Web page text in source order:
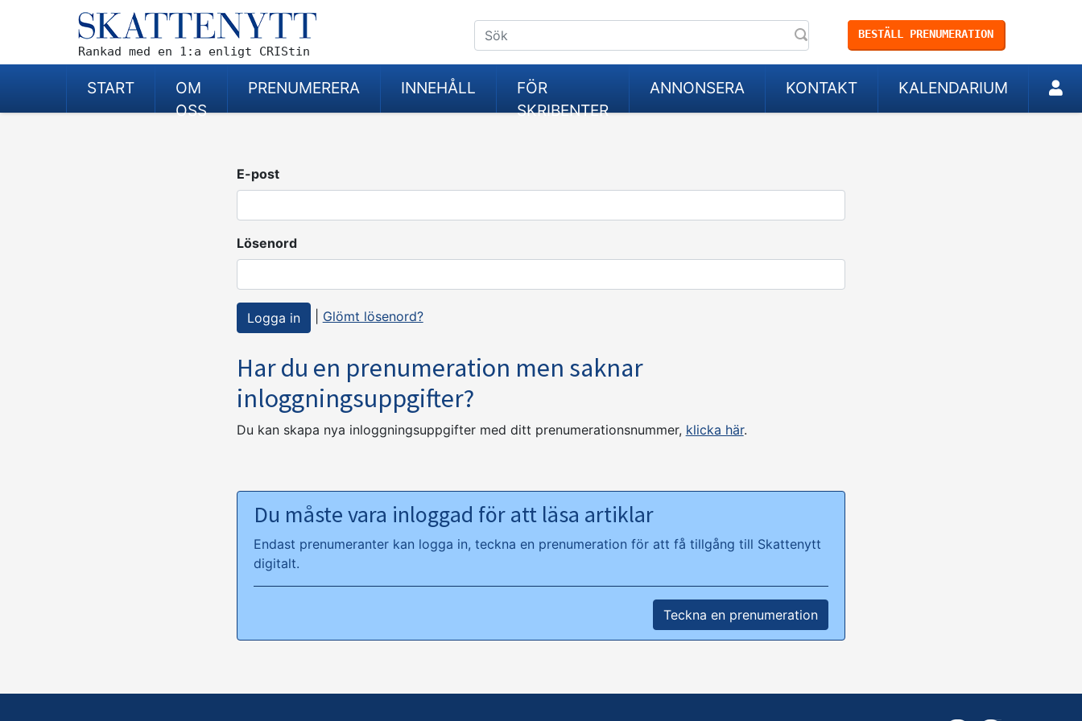
Rankad med en 1:a enligt CRIStin
BESTÄLL PRENUMERATION
START
OM
OSS
PRENUMERERA INNEHÅLL
FÖR
SKRIBENTER
ANNONSERA KONTAKT KALENDARIUM
E-post
Lösenord
Glömt lösenord?
Har du en prenumeration men saknar
inloggningsuppgifter?
Du kan skapa nya inloggningsuppgifter med ditt prenumerationsnummer, klicka här.
Du måste vara inloggad för att läsa artiklar
Endast prenumeranter kan logga in, teckna en prenumeration för att få tillgång till Skattenytt
digitalt.
Teckna en prenumeration